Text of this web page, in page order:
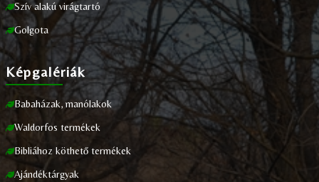
Szív alakú virágtartó
Golgota
Képgalériák
Babaházak, manólakok
Waldorfos termékek
Bibliához köthető termékek
Ajándéktárgyak